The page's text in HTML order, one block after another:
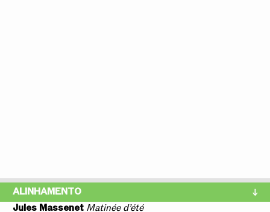
ALINHAMENTO
Jules Massenet Matinée d’été